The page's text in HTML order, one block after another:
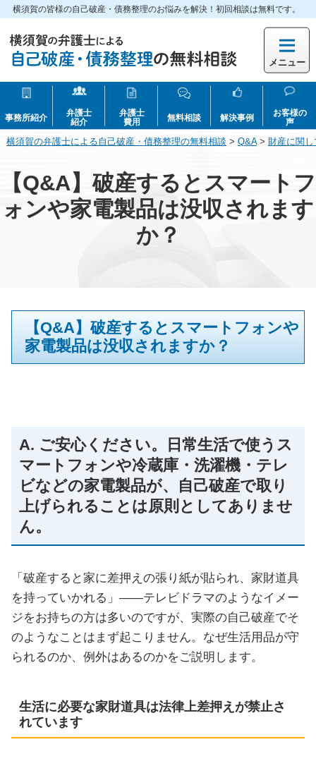
横須賀の皆様の自己破産・債務整理のお悩みを解決！初回相談は無料です。
メニュー
事務所紹介
弁護士
紹介
弁護士
費用
無料相談 解決事例
お客様の
声
横須賀の弁護士による自己破産・債務整理の無料相談 > Q&A> 財産に関し
【Q&A】破産するとスマートフ
ォンや家電製品は没収されます
か？
【Q&A】破産するとスマートフォンや
家電製品は没収されますか？
A. ご安心ください。日常生活で使うス
マートフォンや冷蔵庫・洗濯機・テレ
ビなどの家電製品が、自己破産で取り
上げられることは原則としてありませ
ん。
「破産すると家に差押えの張り紙が貼られ、家財道具
を持っていかれる」――テレビドラマのようなイメー
ジをお持ちの方は多いのですが、実際の自己破産でそ
のようなことはまず起こりません。なぜ生活用品が守
られるのか、例外はあるのかをご説明します。
生活に必要な家財道具は法律上差押えが禁止さ
れています